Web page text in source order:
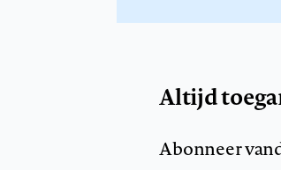
Altijd
Abonneer